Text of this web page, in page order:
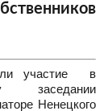
участие в
Ненецкого